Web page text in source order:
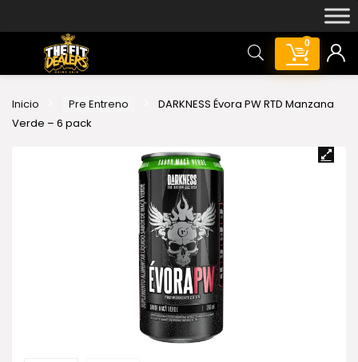
0
Inicio Pre Entreno
DARKNESS Évora PW RTD Manzana
Verde – 6 pack